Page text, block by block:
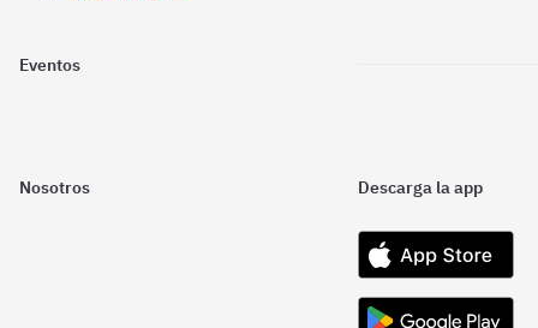
Eventos
Nosotros Descarga la app